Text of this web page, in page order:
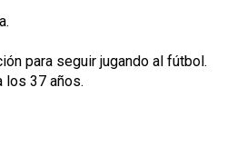
para seguir jugando al fútbol.
los 37 años.